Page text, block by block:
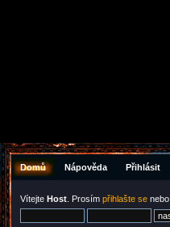
Domů Nápověda Přihlásit
Vítejte Host . Prosím přihlašte se nebo